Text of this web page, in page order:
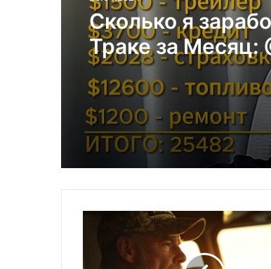
Сколько я
Траке за Месяц:
Life